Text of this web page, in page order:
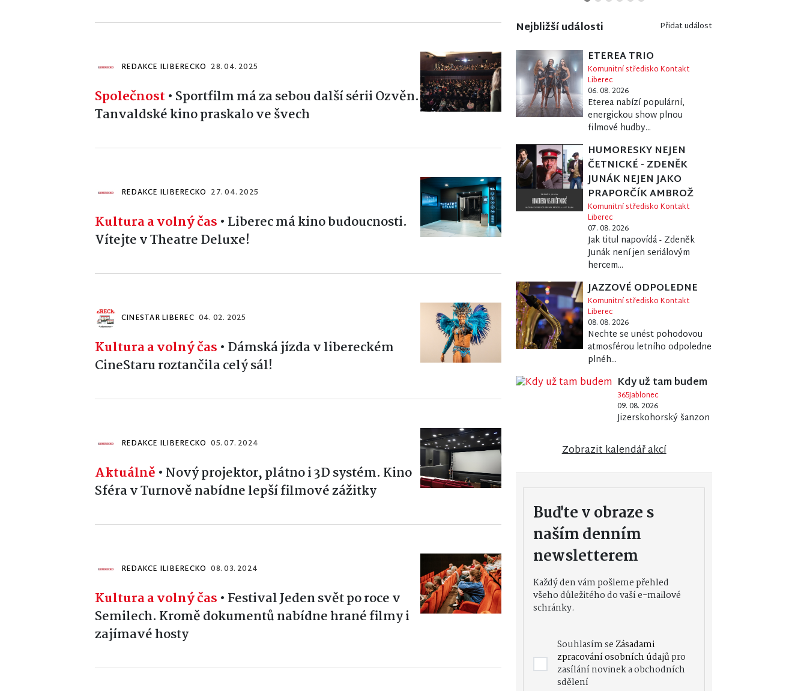
REDAKCE ILIBERECKO 28. 04. 2025
Společnost • Sportfilm má za sebou další sérii Ozvěn.
Tanvaldské kino praskalo ve švech
REDAKCE ILIBERECKO 27. 04. 2025
Kultura a volný čas • Liberec má kino budoucnosti.
Vítejte v Theatre Deluxe!
CINESTAR LIBEREC 04. 02. 2025
Kultura a volný čas • Dámská jízda v libereckém
CineStaru roztančila celý sál!
REDAKCE ILIBERECKO 05. 07. 2024
Aktuálně • Nový projektor, plátno i 3D systém. Kino
Sféra v Turnově nabídne lepší filmové zážitky
REDAKCE ILIBERECKO 08. 03. 2024
Kultura a volný čas • Festival Jeden svět po roce v
Semilech. Kromě dokumentů nabídne hrané filmy i
zajímavé hosty
Nejbližší události Přidat událost
ETEREA TRIO
Komunitní středisko Kontakt
Liberec
06. 08. 2026
Eterea nabízí populární,
energickou show plnou
filmové hudby...
HUMORESKY NEJEN
ČETNICKÉ - ZDENĚK
JUNÁK NEJEN JAKO
PRAPORČÍK AMBROŽ
Komunitní středisko Kontakt
Liberec
07. 08. 2026
Jak titul napovídá - Zdeněk
Junák není jen seriálovým
hercem...
JAZZOVÉ ODPOLEDNE
Komunitní středisko Kontakt
Liberec
08. 08. 2026
Nechte se unést pohodovou
atmosférou letního odpoledne
plnéh...
Kdy už tam budem
365Jablonec
09. 08. 2026
Jizerskohorský šanzon
Zobrazit kalendář akcí
Buďte v obraze s
naším denním
newsletterem
Každý den vám pošleme přehled
všeho důležitého do vaší e-mailové
schránky.
Souhlasím seZásadami
zpracování osobních údajůpro
zasílání novinek a obchodních
sdělení